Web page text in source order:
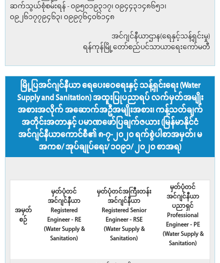
ဆက်သွယ်စုံစမ်းရန် - ၀၉၅၀၁၉၃၁၇၊ ၀၉၄၄၃၁၄၈၆၅၁၊
၀၉၂၆၁၇၇၉၄၆၃၊ ၀၉၉၇၆၄၀၆၁၄၈
အင်ဂျင်နီယာဌာန(ရေနှင့်သန့်ရှင်းမှု)
ရန်ကုန်မြို့တော်စည်ပင်သာယာရေးကော်မတီ
မြို့ပြအင်ဂျင်နီယာ ရေပေးဝေရေးနှင့် သန့်ရှင်းရေး (Water
Supply and Sanitation) အထူးပြုပညာရပ် လက်မှတ်အမျိုး
အစားအလိုက် အဆောက်အဦအမျိုးအစား၊ ကန့်သတ်ချက်
အတိုင်းအတာနှင့် ပမာဏဖော်ပြချက်ဇယား (မြန်မာနိုင်ငံ
အင်ဂျင်နီယာကောင်စီ၏ ၈-၇-၂၀၂၀ ရက်စွဲပါစာအမှတ်၊ မ
အကစ/ အုပ်ချုပ်ရေး/ ၁၀၉၁/ ၂၀၂၀ စာအရ)
အမှတ်
စဉ်
မှတ်ပုံတင်
အင်ဂျင်နီယာ
Registered
Engineer - RE
(Water Supply &
Sanitation)
မှတ်ပုံတင်အကြီးတန်း
အင်ဂျင်နီယာ
Registered Senior
Engineer - RSE
(Water Supply &
Sanitation)
မှတ်ပုံတင်
အင်ဂျင်နီယာ
ပညာရှင်
Professional
Engineer - PE
(Water Supply &
Sanitation)